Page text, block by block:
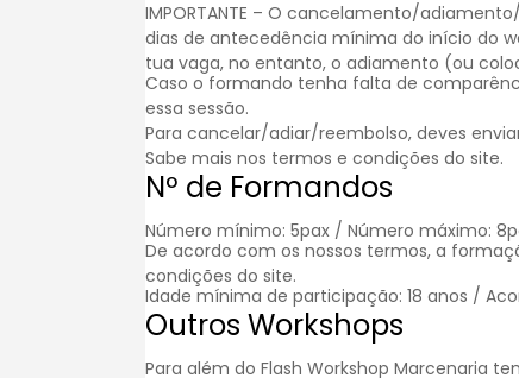
IMPORTANTE – O cancelamento/
dias de antecedência mínima do início do
tua vaga, no entanto, o adiamento (ou
Caso o formando tenha falta de
essa sessão.
Para cancelar/adiar/reembolso, deves
Sabe mais nos termos e condições do site.
Nº de Formandos
Número mínimo: 5pax / Número máximo:
De acordo com os nossos termos, a
condições do site.
Idade mínima de participação: 18 anos /
Outros Workshops
Para além do Flash Workshop Marcenaria